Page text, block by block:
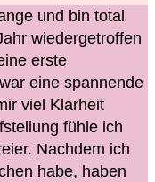
und bin total
wiedergetroffen
erste
eine spannende
viel Klarheit
fühle ich
Nachdem ich
habe, haben